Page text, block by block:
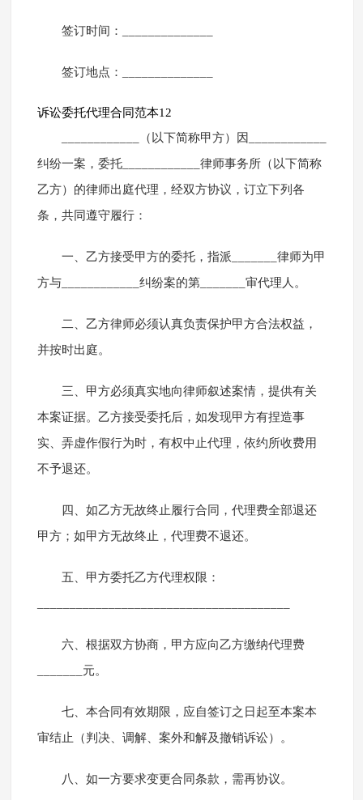
签订时间：______________
签订地点：______________
诉讼委托代理合同范本12
____________（以下简称甲方）因____________
纠纷一案，委托____________律师事务所（以下简称
乙方）的律师出庭代理，经双方协议，订立下列各
条，共同遵守履行：
一、乙方接受甲方的委托，指派_______律师为甲
方与____________纠纷案的第_______审代理人。
二、乙方律师必须认真负责保护甲方合法权益，
并按时出庭。
三、甲方必须真实地向律师叙述案情，提供有关
本案证据。乙方接受委托后，如发现甲方有捏造事
实、弄虚作假行为时，有权中止代理，依约所收费用
不予退还。
四、如乙方无故终止履行合同，代理费全部退还
甲方；如甲方无故终止，代理费不退还。
五、甲方委托乙方代理权限：
六、根据双方协商，甲方应向乙方缴纳代理费
_______元。
七、本合同有效期限，应自签订之日起至本案本
审结止（判决、调解、案外和解及撤销诉讼）。
八、如一方要求变更合同条款，需再协议。